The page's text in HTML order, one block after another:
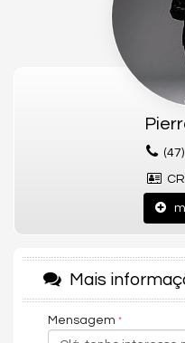
dia a dia. Uma excelente
qualidade de vida e
regiões mais desejadas da
Este belíssimo apartamento
,
experiência única de
242m² de área
moderna e funcional,
cozinha americana integrada
, garantindo
oferecendo ainda mais
espaços.
Gostou deste Imóvel?
Entre em contato com nós
Nós da Central de Negócios
(47)
Mais
Mensagem